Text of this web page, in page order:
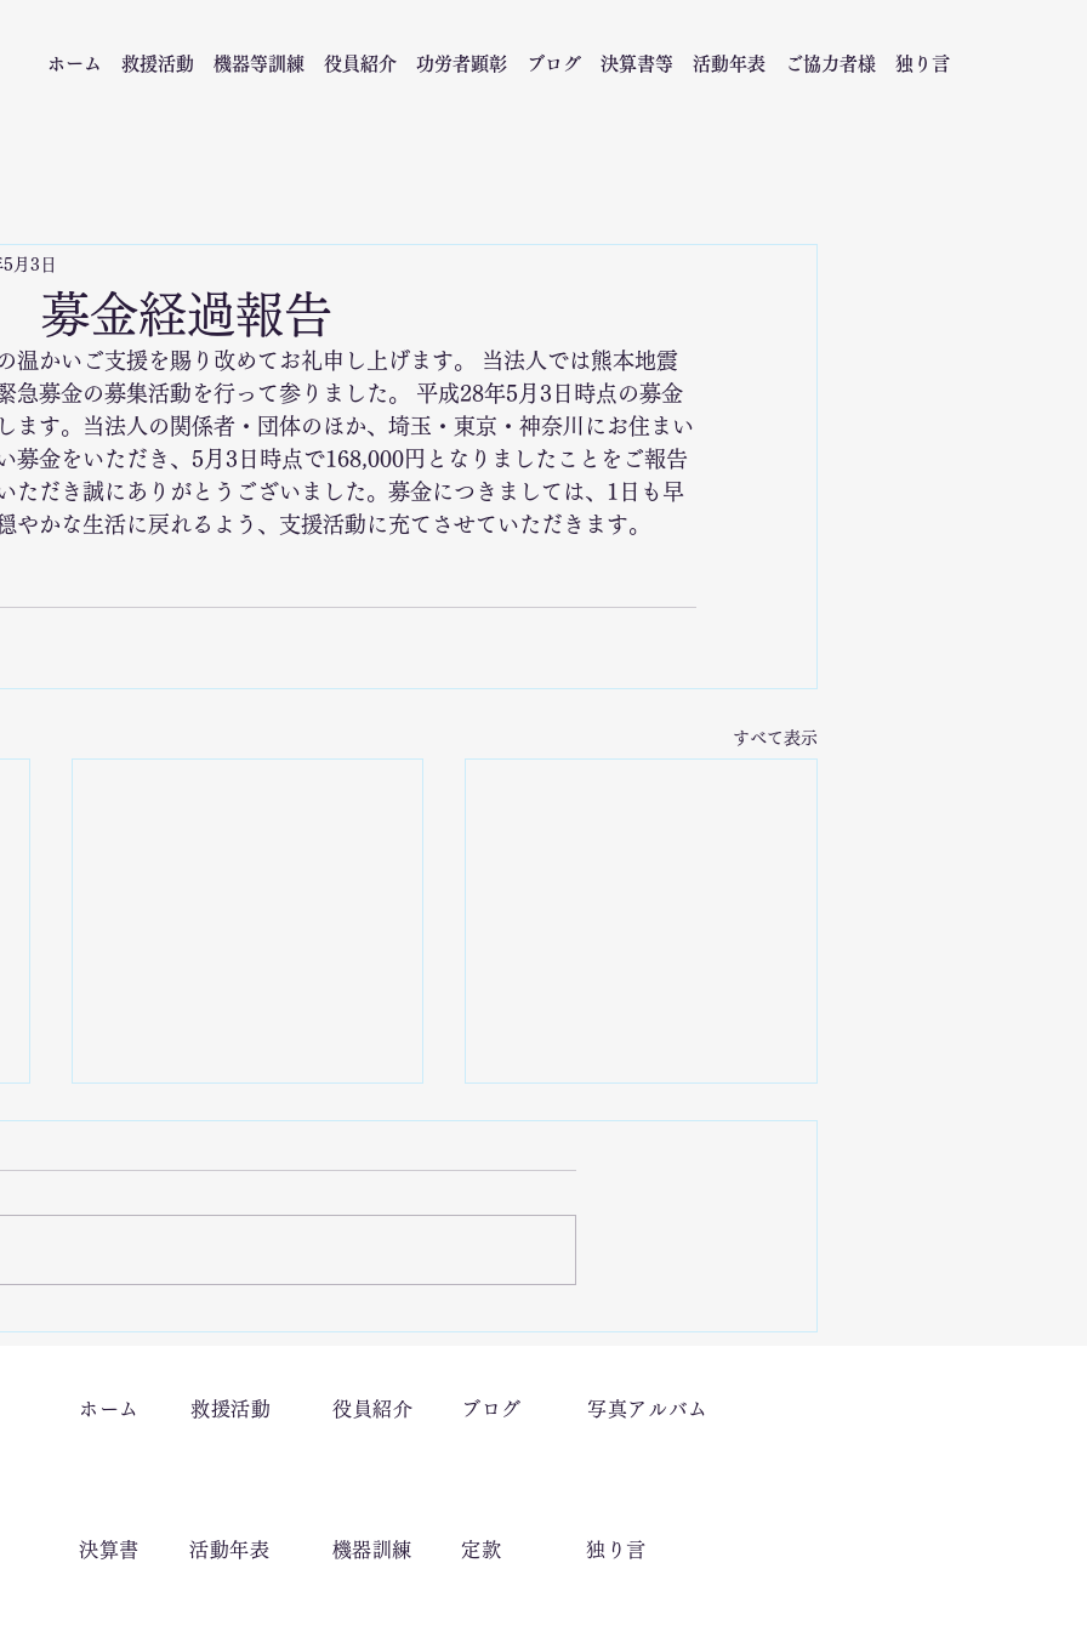
ホーム 救援活動 機器等訓練 役員紹介 功労者顕彰 ブログ 決算書等 活動年表 ご協力者様 独り言
募金経過報告
月3日
かいご支援を賜り改めてお礼申し上げます。 当法人では熊本地震
急募金の募集活動を行って参りました。 平成28年5月3日時点の募金
ます。当法人の関係者・団体のほか、埼玉・東京・神奈川にお住まい
募金をいただき、5月3日時点で168,000円となりましたことをご報告
ただき誠にありがとうございました。募金につきましては、1日も早
やかな生活に戻れるよう、支援活動に充てさせていただきます。
すべて表示
7/26「栃木県足利市で豪雨災
しました。」
7/18能登半島地震支援「石川
活動」
ホーム 救援活動 役員紹介 ブログ 写真アルバム
決算書 活動年表 ​機器訓練 定款 独り言